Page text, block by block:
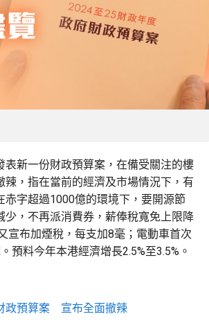
表新一份財政預算案，在備受關注的樓
辣，指在當前的經濟及市場情況下，有
赤字超過1000億的環境下，要開源節
少，不再派消費券，薪俸稅寬免上限降
宣布加煙稅，每支加8毫；電動車首次
預料今年本港經濟增長2.5%至3.5%。
政預算案 宣布全面撤辣